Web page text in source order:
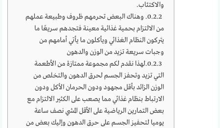
والاكتئاب.
وهناك البعض تحرمهم ظروف وطبيعة عملهم
من الالتزام بحمية غذائية معينة فتجدهم سريعًا ما
يتركون النظام الغذائي ويأكلون ما يأتي أمامهم من
وجبات سريعة تزيد من الوزن والدهون
لهذا نقدم لكم مجموعة ممتازة من الأطعمة
التي تزيد وتحفز الجسم لحرق الدهون والتخلص من
الوزن الزائد بأقل مجهود ودون الحرمان الأكل ودون
الارتباط بنظام غذائي مما يصعب على الكثير الالتزام مع
بعض التمارين الرياضية على الأقل المشي نصف ساعة
يوميا لتحفيز الجسم على حرق الدهون وإليك بعض من